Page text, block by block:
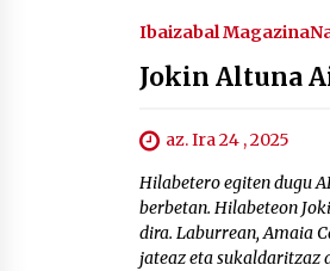
Ibaizabal Magazina
Jokin Altuna
az. Ira 24 , 2025
Hilabetero egiten dugu
berbetan. Hilabeteon
dira. Laburrean, Amaia
jateaz eta sukaldaritzaz